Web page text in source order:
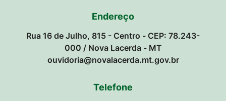
Endereço
Rua 16 de Julho, 815 - Centro - CEP: 78.243-
000 / Nova Lacerda - MT
ouvidoria@novalacerda.mt.gov.br
Telefone